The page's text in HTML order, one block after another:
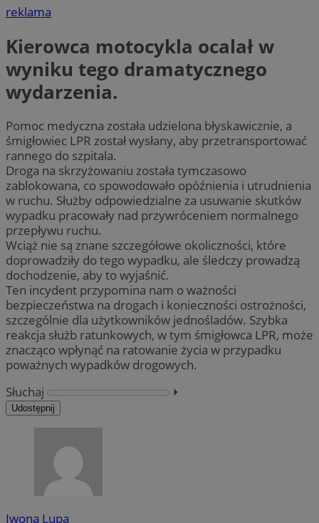
reklama
Kierowca motocykla ocalał w
wyniku tego dramatycznego
wydarzenia.
Pomoc medyczna została udzielona błyskawicznie, a
śmigłowiec LPR został wysłany, aby przetransportować
rannego do szpitala.
Droga na skrzyżowaniu została tymczasowo
zablokowana, co spowodowało opóźnienia i utrudnienia
w ruchu. Służby odpowiedzialne za usuwanie skutków
wypadku pracowały nad przywróceniem normalnego
przepływu ruchu.
Wciąż nie są znane szczegółowe okoliczności, które
doprowadziły do tego wypadku, ale śledczy prowadzą
dochodzenie, aby to wyjaśnić.
Ten incydent przypomina nam o ważności
bezpieczeństwa na drogach i konieczności ostrożności,
szczególnie dla użytkowników jednośladów. Szybka
reakcja służb ratunkowych, w tym śmigłowca LPR, może
znacząco wpłynąć na ratowanie życia w przypadku
poważnych wypadków drogowych.
Słuchaj
⏵︎
Udostępnij
Iwona Lupa